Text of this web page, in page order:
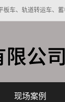
车、轨道转运车、蓄
现场案例